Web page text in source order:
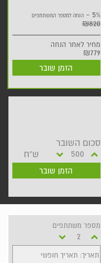
5% - הנחה למספר המשתתפים
₪820
מחיר לאחר הנחה
₪779
הזמן שובר
סכום השובר
ש"ח
הזמן שובר
מספר משתתפים
תאריך: תאריך חופשי